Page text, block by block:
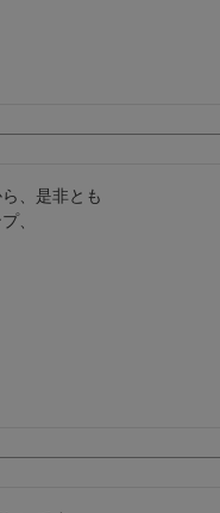
、是非とも
、